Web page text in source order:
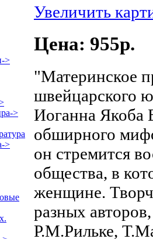
>
>
>
Увеличить
Цена: 955p.
"Материнское
швейцарского
Иоганна Якоба
обширного
он стремится
общества, в
женщине.
разных
Р.М.Рильке,